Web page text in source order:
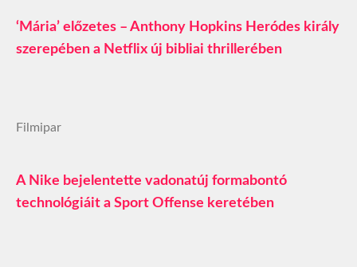
‘Mária’ előzetes – Anthony Hopkins Heródes király
szerepében a Netflix új bibliai thrillerében
Filmipar
A Nike bejelentette vadonatúj formabontó
technológiáit a Sport Offense keretében